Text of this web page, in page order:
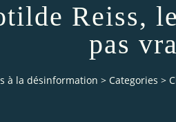
Reiss,
pas
à la désinformation > Categories >